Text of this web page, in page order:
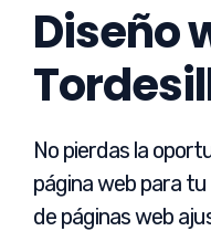
Diseño
No pierdas la
página web para tu
de páginas web